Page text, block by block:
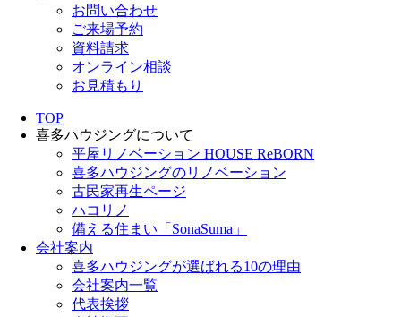
お問い合わせ
ご来場予約
資料請求
オンライン相談
お見積もり
TOP
喜多ハウジングについて
平屋リノベーション HOUSE ReBORN
喜多ハウジングのリノベーション
古民家再生ページ
ハコリノ
備える住まい「SonaSuma」
会社案内
喜多ハウジングが選ばれる10の理由
会社案内一覧
代表挨拶